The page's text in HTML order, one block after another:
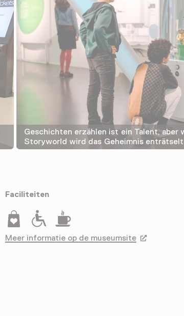
Geschichten erzählen ist ein Talent, aber
Storyworld wird das Geheimnis enträtselt
Faciliteiten
MuseumwinkelRolstoeltoegankelijk
Drinken
Meer informatie op de museumsite Opent in